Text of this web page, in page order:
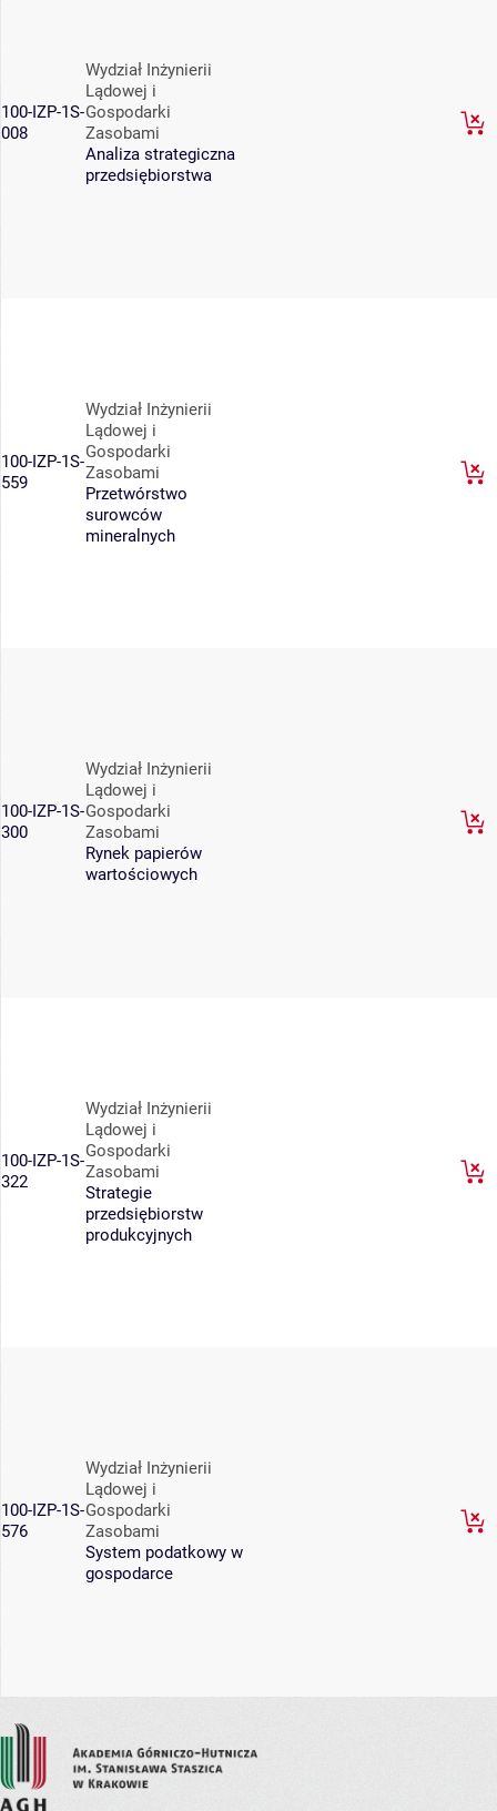
100-IZP-1S-
008
Wydział Inżynierii
Lądowej i
Gospodarki
Zasobami
Analiza strategiczna
przedsiębiorstwa
100-IZP-1S-
559
Wydział Inżynierii
Lądowej i
Gospodarki
Zasobami
Przetwórstwo
surowców
mineralnych
100-IZP-1S-
300
Wydział Inżynierii
Lądowej i
Gospodarki
Zasobami
Rynek papierów
wartościowych
100-IZP-1S-
322
Wydział Inżynierii
Lądowej i
Gospodarki
Zasobami
Strategie
przedsiębiorstw
produkcyjnych
100-IZP-1S-
576
Wydział Inżynierii
Lądowej i
Gospodarki
Zasobami
System podatkowy w
gospodarce